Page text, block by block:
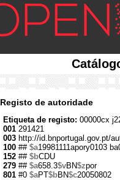
Registo de autoridade
Etiqueta de registo: 00000cx
001 291421
003 http://id.bnportugal.gov.pt/
100 ## $a19981111apory0103
152 ## $bCDU
279 ## $a658.3$vBN$zpor
801 #0 $aPT$bBN$c20050802